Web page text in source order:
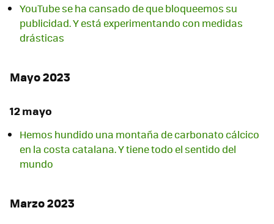
YouTube se ha cansado de que bloqueemos su
publicidad. Y está experimentando con medidas
drásticas
Mayo 2023
12 mayo
Hemos hundido una montaña de carbonato cálcico
en la costa catalana. Y tiene todo el sentido del
mundo
Marzo 2023